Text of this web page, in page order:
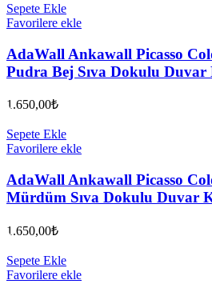
Sepete Ekle
Favorilere ekle
AdaWall Ankawall Picasso
Pudra Bej Sıva Dokulu Duvar
1.650,00₺
Sepete Ekle
Favorilere ekle
AdaWall Ankawall Picasso
Mürdüm Sıva Dokulu Duvar
1.650,00₺
Sepete Ekle
Favorilere ekle